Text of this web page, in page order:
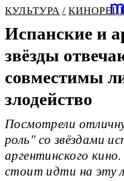
КУЛЬТУРА
Испанские и
звёзды
совместимы
злодейство
Посмотрели
роль" со звёздами
аргентинского
стоит идти на эту